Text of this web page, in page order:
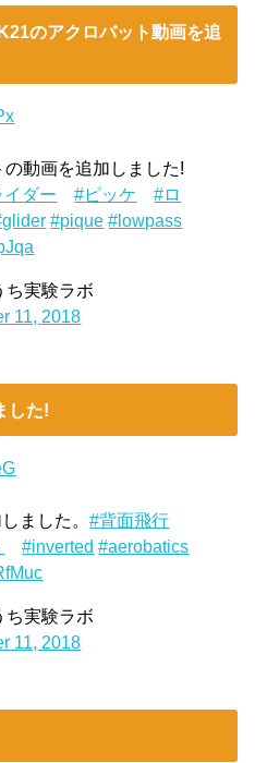
のアクロバット動画を追
動画を追加しました!
イダー #ピッケ
#ロ
#pique #lowpass
実験ラボ
11, 2018
した!
ました。#背面飛行
#inverted #aerobatics
実験ラボ
11, 2018